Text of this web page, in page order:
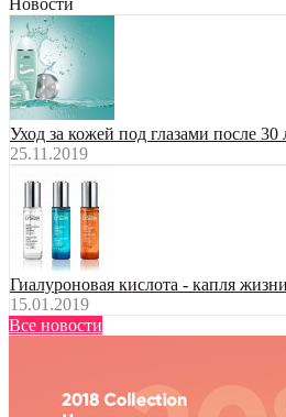
Новости
Уход за кожей под глазами после 30
25.11.2019
Гиалуроновая кислота - капля жизни
15.01.2019
Все новости